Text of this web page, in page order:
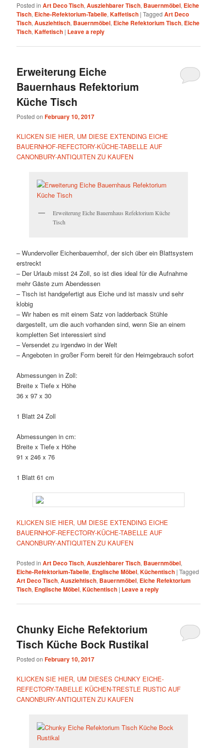
Posted in Art Deco Tisch,Ausziehbarer Tisch, Bauernmöbel, Eiche
Tisch, Eiche-Refektorium-Tabelle,Kaffetisch |Tagged Art Deco
Tisch,Ausziehtisch, Bauernmöbel, Eiche Refektorium Tisch, Eiche
Tisch,Kaffetisch | Leave a reply
Erweiterung Eiche
Bauernhaus Refektorium
Küche Tisch
Posted onFebruary 10, 2017
KLICKEN SIE HIER, UM DIESE EXTENDING EICHE
BAUERNHOF-REFECTORY-KÜCHE-TABELLE AUF
CANONBURY-ANTIQUITEN ZU KAUFEN
Erweiterung Eiche Bauernhaus Refektorium Küche
Tisch
– Wundervoller Eichenbauernhof, der sich über ein Blattsystem
erstreckt
– Der Urlaub misst 24 Zoll, so ist dies ideal für die Aufnahme
mehr Gäste zum Abendessen
– Tisch ist handgefertigt aus Eiche und ist massiv und sehr
klobig
– Wir haben es mit einem Satz von ladderback Stühle
dargestellt, um die auch vorhanden sind, wenn Sie an einem
kompletten Set interessiert sind
– Versendet zu irgendwo in der Welt
– Angeboten in großer Form bereit für den Heimgebrauch sofort
Abmessungen in Zoll:
Breite x Tiefe x Höhe
36 x 97 x 30
1 Blatt 24 Zoll
Abmessungen in cm:
Breite x Tiefe x Höhe
91 x 246 x 76
1 Blatt 61 cm
KLICKEN SIE HIER, UM DIESE EXTENDING EICHE
BAUERNHOF-REFECTORY-KÜCHE-TABELLE AUF
CANONBURY-ANTIQUITEN ZU KAUFEN
Posted in Art Deco Tisch,Ausziehbarer Tisch, Bauernmöbel,
Eiche-Refektorium-Tabelle, Englische Möbel,Küchentisch |Tagged
Art Deco Tisch,Ausziehtisch, Bauernmöbel, Eiche Refektorium
Tisch, Englische Möbel,Küchentisch | Leave a reply
Chunky Eiche Refektorium
Tisch Küche Bock Rustikal
Posted onFebruary 10, 2017
KLICKEN SIE HIER, UM DIESES CHUNKY EICHE-
REFECTORY-TABELLE KÜCHEN-TRESTLE RUSTIC AUF
CANONBURY-ANTIQUITEN ZU KAUFEN